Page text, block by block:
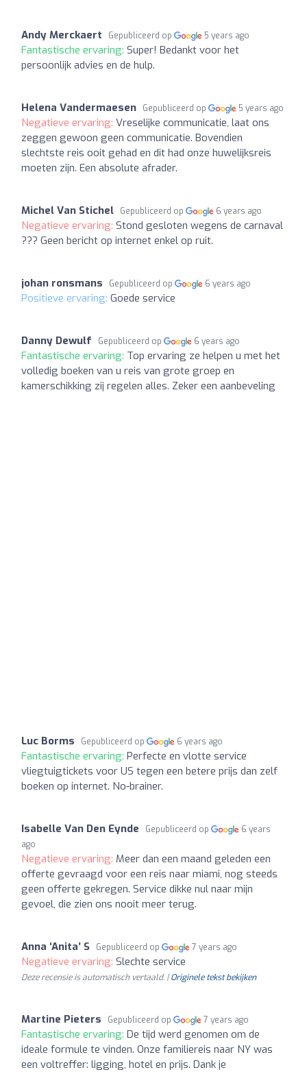
Andy Merckaert Gepubliceerd op 5 years ago
Fantastische ervaring: Super! Bedankt voor het
persoonlijk advies en de hulp.
Helena Vandermaesen Gepubliceerd op 5 years ago
Negatieve ervaring: Vreselijke communicatie, laat ons
zeggen gewoon geen communicatie. Bovendien
slechtste reis ooit gehad en dit had onze huwelijksreis
moeten zijn. Een absolute afrader.
Michel Van Stichel Gepubliceerd op 6 years ago
Negatieve ervaring: Stond gesloten wegens de carnaval
??? Geen bericht op internet enkel op ruit.
johan ronsmans Gepubliceerd op 6 years ago
Positieve ervaring: Goede service
Danny Dewulf Gepubliceerd op 6 years ago
Fantastische ervaring: Top ervaring ze helpen u met het
volledig boeken van u reis van grote groep en
kamerschikking zij regelen alles. Zeker een aanbeveling
Luc Borms Gepubliceerd op 6 years ago
Fantastische ervaring: Perfecte en vlotte service
vliegtuigtickets voor US tegen een betere prijs dan zelf
boeken op internet. No-brainer.
Isabelle Van Den Eynde Gepubliceerd op
6 years
ago
Negatieve ervaring: Meer dan een maand geleden een
offerte gevraagd voor een reis naar miami, nog steeds
geen offerte gekregen. Service dikke nul naar mijn
gevoel, die zien ons nooit meer terug.
Anna ‘Anita’ S Gepubliceerd op 7 years ago
Negatieve ervaring: Slechte service
Deze recensie is automatisch vertaald. |Originele tekst bekijken
Martine Pieters Gepubliceerd op 7 years ago
Fantastische ervaring: De tijd werd genomen om de
ideale formule te vinden. Onze familiereis naar NY was
een voltreffer: ligging, hotel en prijs. Dank je